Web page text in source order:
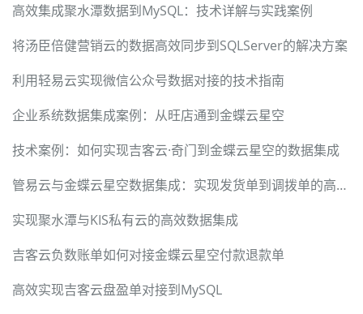
高效集成聚水潭数据到MySQL：技术详解与实践案例
将汤臣倍健营销云的数据高效同步到SQLServer的解决方案
利用轻易云实现微信公众号数据对接的技术指南
企业系统数据集成案例：从旺店通到金蝶云星空
技术案例：如何实现吉客云·奇门到金蝶云星空的数据集成
管易云与金蝶云星空数据集成：实现发货单到调拨单的高效转换
实现聚水潭与KIS私有云的高效数据集成
吉客云负数账单如何对接金蝶云星空付款退款单
高效实现吉客云盘盈单对接到MySQL